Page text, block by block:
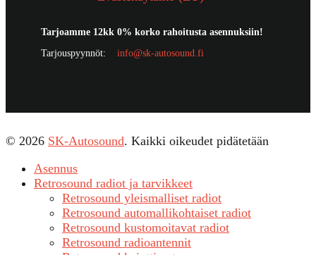
Tarjoamme 12kk 0% korko rahoitusta asennuksiin!
Tarjouspyynnöt: info@sk-autosound.fi
© 2026 SK-Autosound. Kaikki oikeudet pidätetään
Asennus
Retrosound radiot ja tarvikkeet
Retrosound yleismalliset radiot
Retrosound automallikohtaiset radiot
Retrosound kustomoitavat radiot
Retrosound radioantennit